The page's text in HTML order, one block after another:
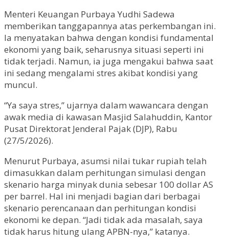
Menteri Keuangan Purbaya Yudhi Sadewa
memberikan tanggapannya atas perkembangan ini.
Ia menyatakan bahwa dengan kondisi fundamental
ekonomi yang baik, seharusnya situasi seperti ini
tidak terjadi. Namun, ia juga mengakui bahwa saat
ini sedang mengalami stres akibat kondisi yang
muncul.
“Ya saya stres,” ujarnya dalam wawancara dengan
awak media di kawasan Masjid Salahuddin, Kantor
Pusat Direktorat Jenderal Pajak (DJP), Rabu
(27/5/2026).
Menurut Purbaya, asumsi nilai tukar rupiah telah
dimasukkan dalam perhitungan simulasi dengan
skenario harga minyak dunia sebesar 100 dollar AS
per barrel. Hal ini menjadi bagian dari berbagai
skenario perencanaan dan perhitungan kondisi
ekonomi ke depan. “Jadi tidak ada masalah, saya
tidak harus hitung ulang APBN-nya,” katanya.